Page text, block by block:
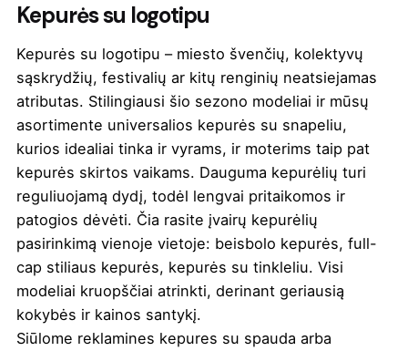
Kepurės su logotipu
Kepurės su logotipu – miesto švenčių, kolektyvų
sąskrydžių, festivalių ar kitų renginių neatsiejamas
atributas. Stilingiausi šio sezono modeliai ir mūsų
asortimente universalios kepurės su snapeliu,
kurios idealiai tinka ir vyrams, ir moterims taip pat
kepurės skirtos vaikams. Dauguma kepurėlių turi
reguliuojamą dydį, todėl lengvai pritaikomos ir
patogios dėvėti. Čia rasite įvairų kepurėlių
pasirinkimą vienoje vietoje: beisbolo kepurės, full-
cap stiliaus kepurės, kepurės su tinkleliu. Visi
modeliai kruopščiai atrinkti, derinant geriausią
kokybės ir kainos santykį.
Siūlome reklamines kepures su spauda arba